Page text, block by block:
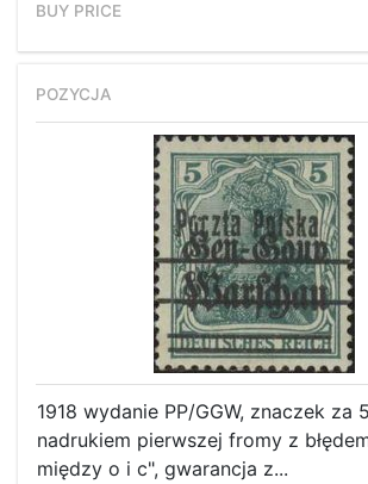
1918 wydanie PP/GGW, znaczek za
nadrukiem pierwszej fromy z
między o i c", gwarancja z...